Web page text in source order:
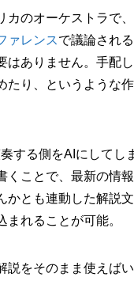
カのオーケストラで
ァレンスで議論され
はありません。手配
たり、というような
する側をAIにして
くことで、最新の情
かとも連動した解説
れることが可能。
説をそのまま使えば